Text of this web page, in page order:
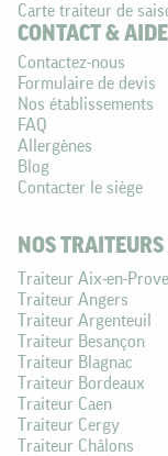
Carte traiteur de
CONTACT & AIDE
Contactez-nous
Formulaire de devis
Nos établissements
FAQ
Allergènes
Blog
Contacter le siège
NOS
Traiteur Aix-en-
Traiteur Angers
Traiteur Argenteuil
Traiteur Besançon
Traiteur Blagnac
Traiteur Bordeaux
Traiteur Caen
Traiteur Cergy
Traiteur Châlons